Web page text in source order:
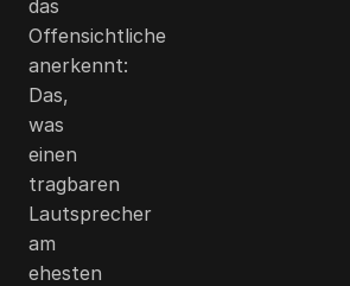
das
Offensichtliche
anerkennt:
Das,
was
einen
tragbaren
Lautsprecher
am
ehesten